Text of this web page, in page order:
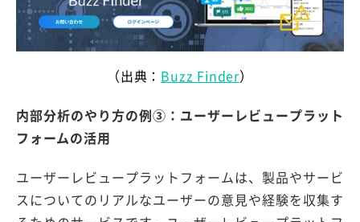
（出典： Buzz Finder）
内部分析のやり方の例③：ユーザーレビュープラット
フォームの活用
ユーザーレビュープラットフォームは、製品やサービ
スについてのリアルなユーザーの意見や経験を収集す